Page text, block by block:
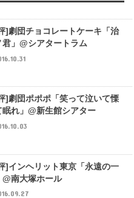
]劇団チョコレートケーキ「治
君」@シアタートラム
]劇団ポポポ「笑って泣いて慄
眠れ」@新生館シアター
]インヘリット東京「永遠の一
@南大塚ホール